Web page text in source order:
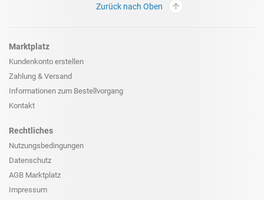
Zurück nach Oben
Marktplatz
Kundenkonto erstellen
Zahlung & Versand
Informationen zum Bestellvorgang
Kontakt
Rechtliches
Nutzungsbedingungen
Datenschutz
AGB Marktplatz
Impressum